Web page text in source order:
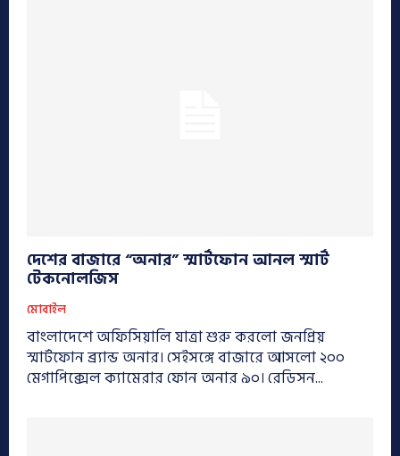
দেশের বাজারে “অনার” স্মার্টফোন আনল স্মার্ট
টেকনোলজিস
মোবাইল
বাংলাদেশে অফিসিয়ালি যাত্রা শুরু করলো জনপ্রিয়
স্মার্টফোন ব্র্যান্ড অনার। সেইসঙ্গে বাজারে আসলো ২০০
মেগাপিক্সেল ক্যামেরার ফোন অনার ৯০। রেডিসন...